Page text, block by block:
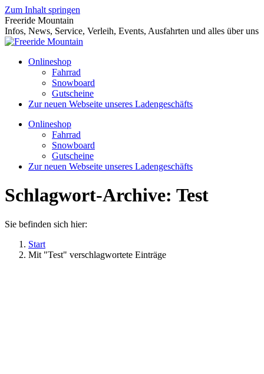
Zum Inhalt springen
Freeride Mountain
Infos, News, Service, Verleih, Events, Ausfahrten und alles über uns
Onlineshop
Fahrrad
Snowboard
Gutscheine
Zur neuen Webseite unseres Ladengeschäfts
Onlineshop
Fahrrad
Snowboard
Gutscheine
Zur neuen Webseite unseres Ladengeschäfts
Schlagwort-Archive: Test
Sie befinden sich hier:
Start
Mit "Test" verschlagwortete Einträge